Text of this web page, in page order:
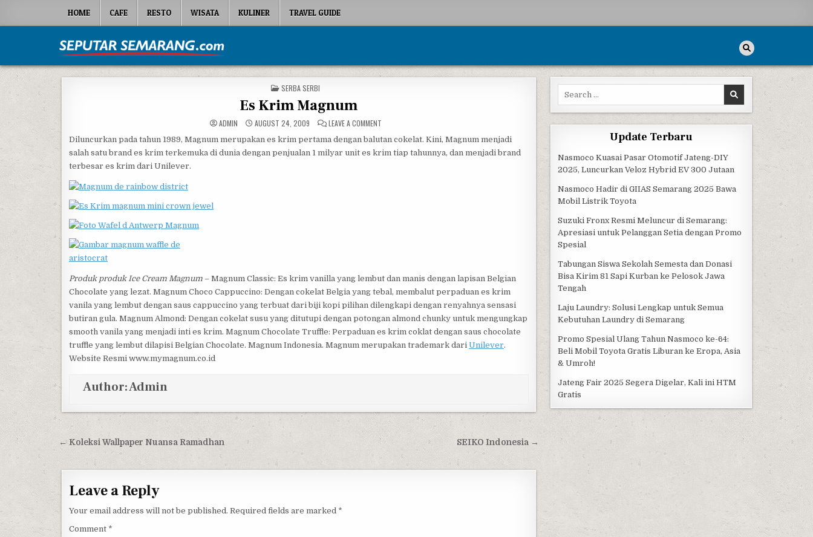
HOME CAFE RESTO WISATA KULINER TRAVEL GUIDE
Seputar Semarang
POSTED IN
SERBA SERBI
Es Krim Magnum
ADMIN AUGUST 24, 2009 LEAVE A COMMENTON ES KRIM MAGNUM
Diluncurkan pada tahun 1989, Magnum merupakan es krim pertama dengan balutan cokelat. Kini, Magnum menjadi
salah satu brand es krim terkemuka di dunia dengan penjualan 1 milyar unit es krim tiap tahunnya, dan menjadi brand
terbesar es krim dari Unilever.
Produk produk Ice Cream Magnum – Magnum Classic: Es krim vanilla yang lembut dan manis dengan lapisan Belgian
Chocolate yang lezat. Magnum Choco Cappuccino: Dengan cokelat Belgia yang tebal, membalut perpaduan es krim
vanila yang lembut dengan saus cappuccino yang terbuat dari biji kopi pilihan dilengkapi dengan renyahnya sensasi
butiran gula. Magnum Almond: Dengan cokelat susu yang ditutupi dengan potongan almond chunky untuk mengungkap
smooth vanila yang menjadi inti es krim. Magnum Chocolate Truffle: Perpaduan es krim coklat dengan saus chocolate
truffle yang lembut dilapisi Belgian Chocolate. Magnum Indonesia. Magnum merupakan trademark dari Unilever.
Website Resmi www.mymagnum.co.id
Author:Admin
Post navigation SEIKO Indonesia →
← Koleksi Wallpaper Nuansa Ramadhan
Leave a Reply
Your email address will not be published. Required fields are marked *
Comment *
Search for:
Update Terbaru
Nasmoco Kuasai Pasar Otomotif Jateng-DIY
2025, Luncurkan Veloz Hybrid EV 300 Jutaan
Nasmoco Hadir di GIIAS Semarang 2025 Bawa
Mobil Listrik Toyota
Suzuki Fronx Resmi Meluncur di Semarang:
Apresiasi untuk Pelanggan Setia dengan Promo
Spesial
Tabungan Siswa Sekolah Semesta dan Donasi
Bisa Kirim 81 Sapi Kurban ke Pelosok Jawa
Tengah
Laju Laundry: Solusi Lengkap untuk Semua
Kebutuhan Laundry di Semarang
Promo Spesial Ulang Tahun Nasmoco ke-64:
Beli Mobil Toyota Gratis Liburan ke Eropa, Asia
& Umroh!
Jateng Fair 2025 Segera Digelar, Kali ini HTM
Gratis